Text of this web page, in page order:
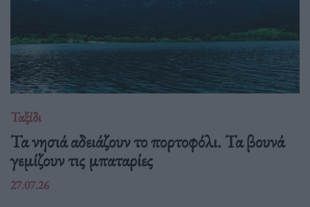
Ταξίδι
Τα νησιά αδειάζουν το πορτοφόλι. Τα βουνά
γεμίζουν τις μπαταρίες
27.07.26